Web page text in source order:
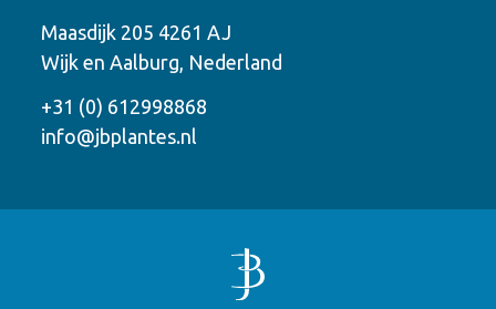
options suivantes
Rappelez-moi
Maasdijk 205 4261 AJ
Wijk en Aalburg, Nederland
+31 (0) 612998868
info@jbplantes.nl